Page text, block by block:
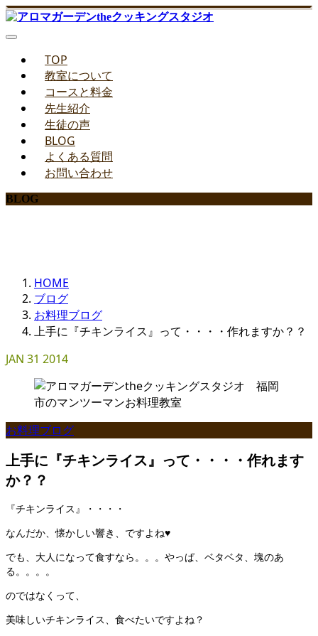
TOP
教室について
コースと料金
先生紹介
生徒の声
BLOG
よくある質問
お問い合わせ
BLOG
HOME
ブログ
お料理ブログ
上手に『チキンライス』って・・・・作れますか？？
JAN 31 2014
お料理ブログ
上手に『チキンライス』って・・・・作れます
か？？
『チキンライス』・・・・
なんだか、懐かしい響き、ですよね♥
でも、大人になって食すなら。。。やっぱ、ベタベタ、塊のあ
る。。。。
のではなくって、
美味しいチキンライス、食べたいですよね？